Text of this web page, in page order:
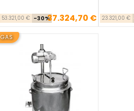
Precio base
53.321,00 € -30% Precio
37.324,70 € 23.321,00 €
GAS